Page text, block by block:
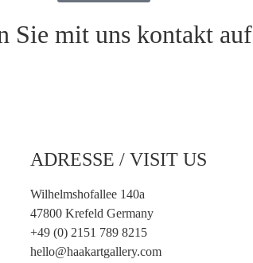
Sie mit uns kontakt auf
ADRESSE / VISIT US
Wilhelmshofallee 140a
47800 Krefeld Germany
+49 (0) 2151 789 8215
hello@haakartgallery.com